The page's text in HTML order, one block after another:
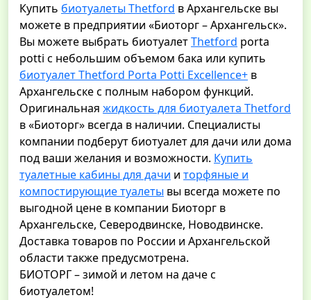
Купить биотуалеты Thetford в Архангельске вы
можете в предприятии «Биоторг – Архангельск».
Вы можете выбрать биотуалетThetford porta
potti с небольшим объемом бака или купить
биотуалет Thetford Porta Potti Excellence+ в
Архангельске с полным набором функций.
Оригинальная жидкость для биотуалета Thetford
в «Биоторг» всегда в наличии. Специалисты
компании подберут биотуалет для дачи или дома
под ваши желания и возможности. Купить
туалетные кабины для дачи и торфяные и
компостирующие туалеты вы всегда можете по
выгодной цене в компании Биоторг в
Архангельске, Северодвинске, Новодвинске.
Доставка товаров по России и Архангельской
области также предусмотрена.
БИОТОРГ – зимой и летом на даче с
биотуалетом!